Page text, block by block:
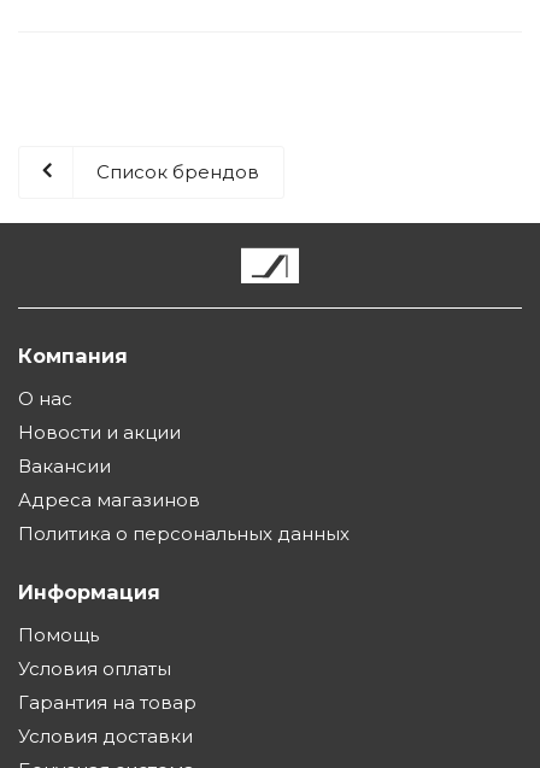
Список брендов
Компания
О нас
Новости и акции
Вакансии
Адреса магазинов
Политика о персональных данных
Информация
Помощь
Условия оплаты
Гарантия на товар
Условия доставки